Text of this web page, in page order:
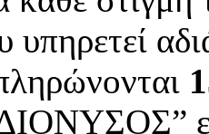
υπηρετεί